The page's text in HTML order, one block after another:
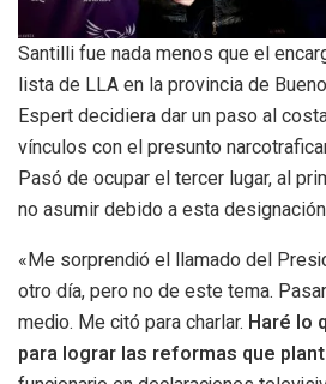
Santilli fue nada menos que el
lista de LLA en la provincia de
Espert decidiera dar un paso al
vínculos con el presunto
Pasó de ocupar el tercer lugar, al
no asumir debido a esta
«Me sorprendió el llamado del
otro día, pero no de este tema.
medio. Me citó para charlar. Haré lo
para lograr las reformas que